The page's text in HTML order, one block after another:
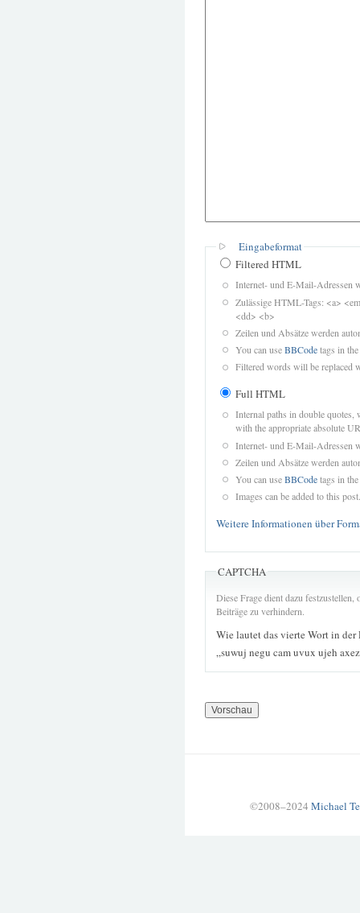
Eingabeformat
Filtered HTML
Internet- und E-Mail-Adressen
Zulässige HTML-Tags: <a>
<dd> <b>
Zeilen und Absätze werden
You can useBBCodetags in
Filtered words will be replaced
Full HTML
Internal paths in double quotes,
with the appropriate absolute
Internet- und E-Mail-Adressen
Zeilen und Absätze werden
You can useBBCodetags in
Images can be added to this post.
Weitere Informationen über
CAPTCHA
Diese Frage dient dazu
Beiträge zu verhindern.
Wie lautet das vierte Wort in der
„suwuj negu cam uvux ujeh
©2008–2024 Michael